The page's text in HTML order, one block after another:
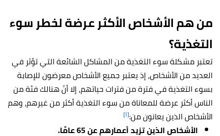
من هم الأشخاص الأكثر عرضة لخطر سوء
التغذية؟
تعتبر مشكلة سوء التغذية من المشاكل الشائعة التي تؤثر في
العديد من الأشخاص، إذ يعتبر جميع الأشخاص معرضون للإصابة
بسوء التغذية في فترة من فترات حياتهم، إلا أنّ هنالك فئة من
الناس أكثر عرضة للمعاناة من سوء التغذية أكثر من غيرهم، وهم
الأشخاص الذين يعانون من:[١]
الأشخاص الذين تزيد أعمارهم عن 65 عامًا.